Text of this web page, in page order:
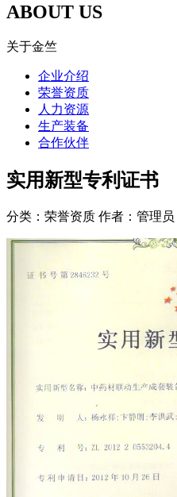
ABOUT US
关于金竺
企业介绍
荣誉资质
人力资源
生产装备
合作伙伴
实用新型专利证书
分类：荣誉资质 作者：管理员